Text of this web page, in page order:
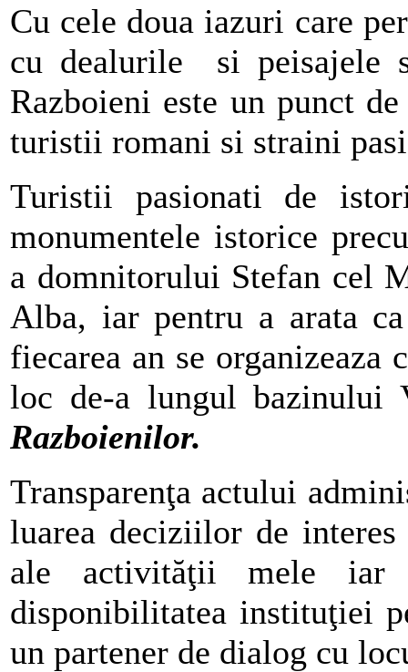
Cu cele doua iazuri care
cu dealurile si peisajele
Razboieni este un punct
turistii romani si straini
Turistii pasionati de
monumentele istorice
a domnitorului Stefan cel
Alba, iar pentru a arata
fiecarea an se organizeaza
loc de-a lungul
Razboienilor.
Transparenţa actului
luarea deciziilor de
ale activităţii mele
disponibilitatea instituţiei
un partener de dialog cu